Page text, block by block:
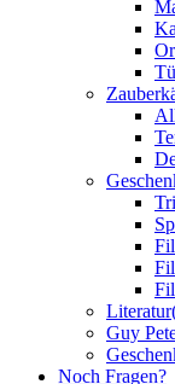
Guy
Noch Fragen?